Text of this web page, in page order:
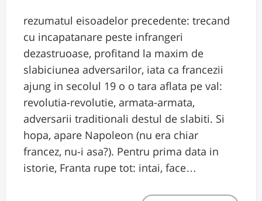
rezumatul eisoadelor precedente: trecand
cu incapatanare peste infrangeri
dezastruoase, profitand la maxim de
slabiciunea adversarilor, iata ca francezii
ajung in secolul 19 o o tara aflata pe val:
revolutia-revolutie, armata-armata,
adversarii traditionali destul de slabiti. Si
hopa, apare Napoleon (nu era chiar
francez, nu-i asa?). Pentru prima data in
istorie, Franta rupe tot: intai, face…